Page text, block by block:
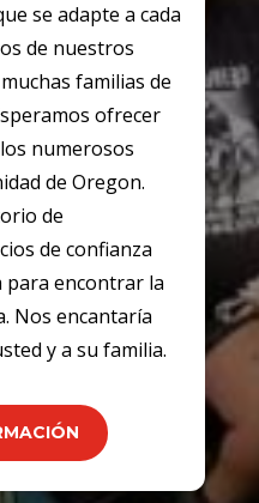
se adapte a cada
de nuestros
familias de
ofrecer
numerosos
de Oregon.
de
de confianza
para encontrar la
Nos encantaría
y a su familia.